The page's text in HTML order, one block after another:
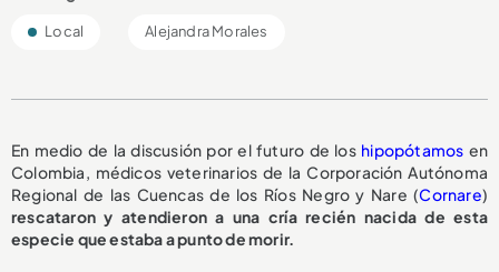
Local Alejandra Morales
En medio de la discusión por el futuro de los hipopótamos en
Colombia, médicos veterinarios de la Corporación Autónoma
Regional de las Cuencas de los Ríos Negro y Nare (Cornare)
rescataron y atendieron a una cría recién nacida de esta
especie que estaba a punto de morir.